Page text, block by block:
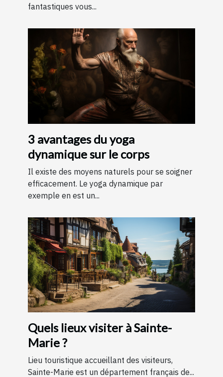
fantastiques vous...
3 avantages du yoga
dynamique sur le corps
Il existe des moyens naturels pour se soigner
efficacement. Le yoga dynamique par
exemple en est un...
Quels lieux visiter à Sainte-
Marie ?
Lieu touristique accueillant des visiteurs,
Sainte-Marie est un département français de...